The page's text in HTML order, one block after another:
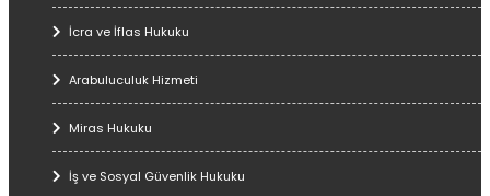
İcra ve İflas Hukuku
Arabuluculuk Hizmeti
Miras Hukuku
İş ve Sosyal Güvenlik Hukuku